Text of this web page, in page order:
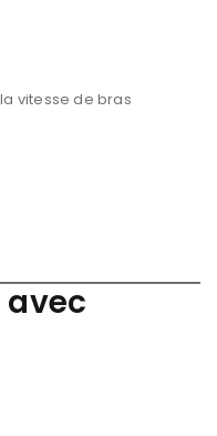
vitesse de bras
avec